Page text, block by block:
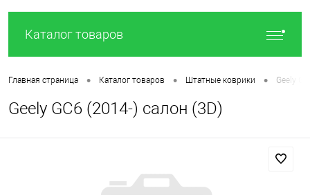
Каталог товаров
Главная страница • Каталог товаров • Штатные коврики • Geely
Geely GC6 (2014-) салон (3D)